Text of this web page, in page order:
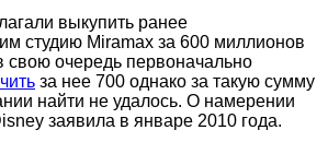
выкупить ранее
студию Miramax за 600 миллионов
свою очередь первоначально
за нее 700 однако за такую сумму
найти не удалось. О намерении
заявила в январе 2010 года.